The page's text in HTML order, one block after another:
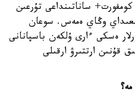
ساناتىنداعى تۇرعىن
وڭاي ەمەس. سوعان
ەسكى ءارى ۇلكەن باسپانانى
قۇنىن ارتتىرۋ ارقىلى